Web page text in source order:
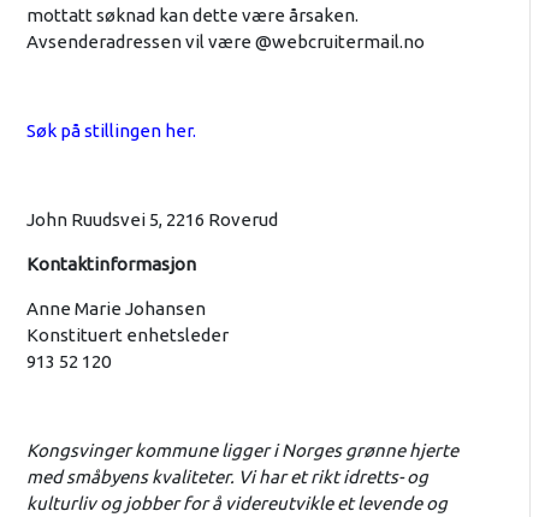
mottatt søknad kan dette være årsaken.
Avsenderadressen vil være @webcruitermail.no
Søk på stillingen her.
John Ruudsvei 5, 2216 Roverud
Kontaktinformasjon
Anne Marie Johansen
Konstituert enhetsleder
913 52 120
Kongsvinger kommune ligger i Norges grønne hjerte
med småbyens kvaliteter. Vi har et rikt idretts- og
kulturliv og jobber for å videreutvikle et levende og